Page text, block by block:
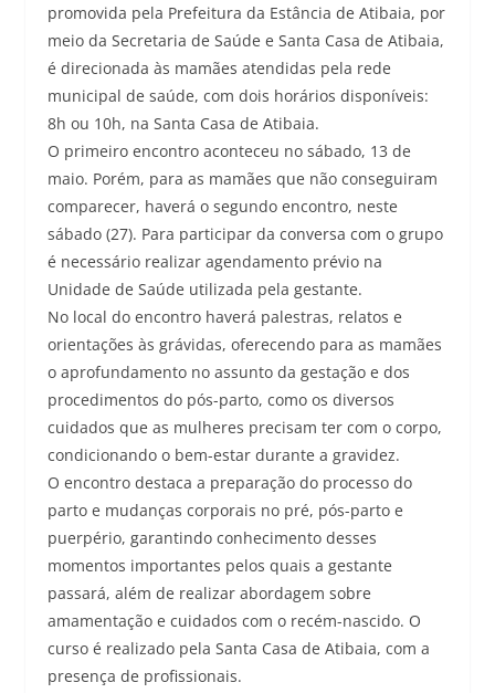
promovida pela Prefeitura da Estância de Atibaia, por
meio da Secretaria de Saúde e Santa Casa de Atibaia,
é direcionada às mamães atendidas pela rede
municipal de saúde, com dois horários disponíveis:
8h ou 10h, na Santa Casa de Atibaia.
O primeiro encontro aconteceu no sábado, 13 de
maio. Porém, para as mamães que não conseguiram
comparecer, haverá o segundo encontro, neste
sábado (27). Para participar da conversa com o grupo
é necessário realizar agendamento prévio na
Unidade de Saúde utilizada pela gestante.
No local do encontro haverá palestras, relatos e
orientações às grávidas, oferecendo para as mamães
o aprofundamento no assunto da gestação e dos
procedimentos do pós-parto, como os diversos
cuidados que as mulheres precisam ter com o corpo,
condicionando o bem-estar durante a gravidez.
O encontro destaca a preparação do processo do
parto e mudanças corporais no pré, pós-parto e
puerpério, garantindo conhecimento desses
momentos importantes pelos quais a gestante
passará, além de realizar abordagem sobre
amamentação e cuidados com o recém-nascido. O
curso é realizado pela Santa Casa de Atibaia, com a
presença de profissionais.